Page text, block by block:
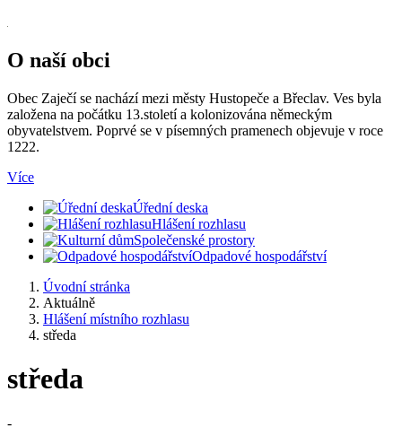
O naší obci
Obec Zaječí se nachází mezi městy Hustopeče a Břeclav. Ves byla
založena na počátku 13.století a kolonizována německým
obyvatelstvem. Poprvé se v písemných pramenech objevuje v roce
1222.
Více
Úřední deska
Hlášení rozhlasu
Společenské prostory
Odpadové hospodářství
Úvodní stránka
Aktuálně
Hlášení místního rozhlasu
středa
středa
-